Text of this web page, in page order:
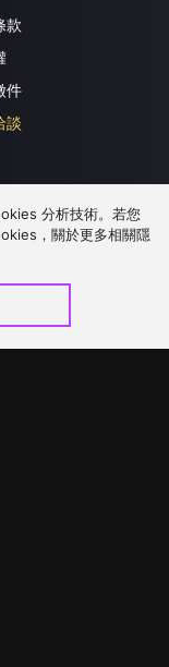
款
件
談
分析技術。若您
，關於更多相關隱